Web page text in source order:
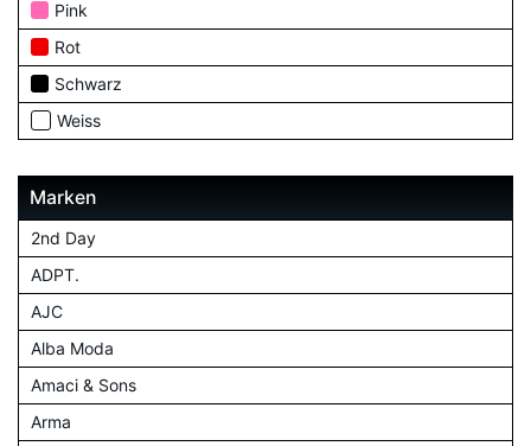
Pink
Rot
Schwarz
Weiss
Marken
2nd Day
ADPT.
AJC
Alba Moda
Amaci & Sons
Arma